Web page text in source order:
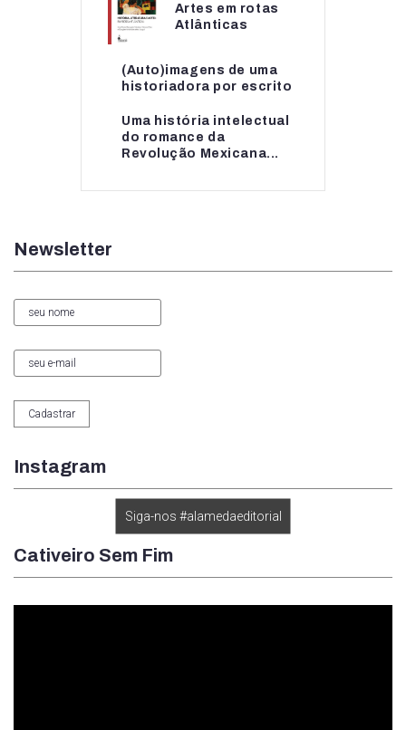
Artes em rotas
Atlânticas
(Auto)imagens de uma
historiadora por escrito
Uma história intelectual
do romance da
Revolução Mexicana...
Artes em rotas...
(Auto)imagens de uma
historiadora por escrito
Uma história intelectual
do romance da...
Newsletter
Instagram
Siga-nos #alamedaeditorial
Cativeiro Sem Fim